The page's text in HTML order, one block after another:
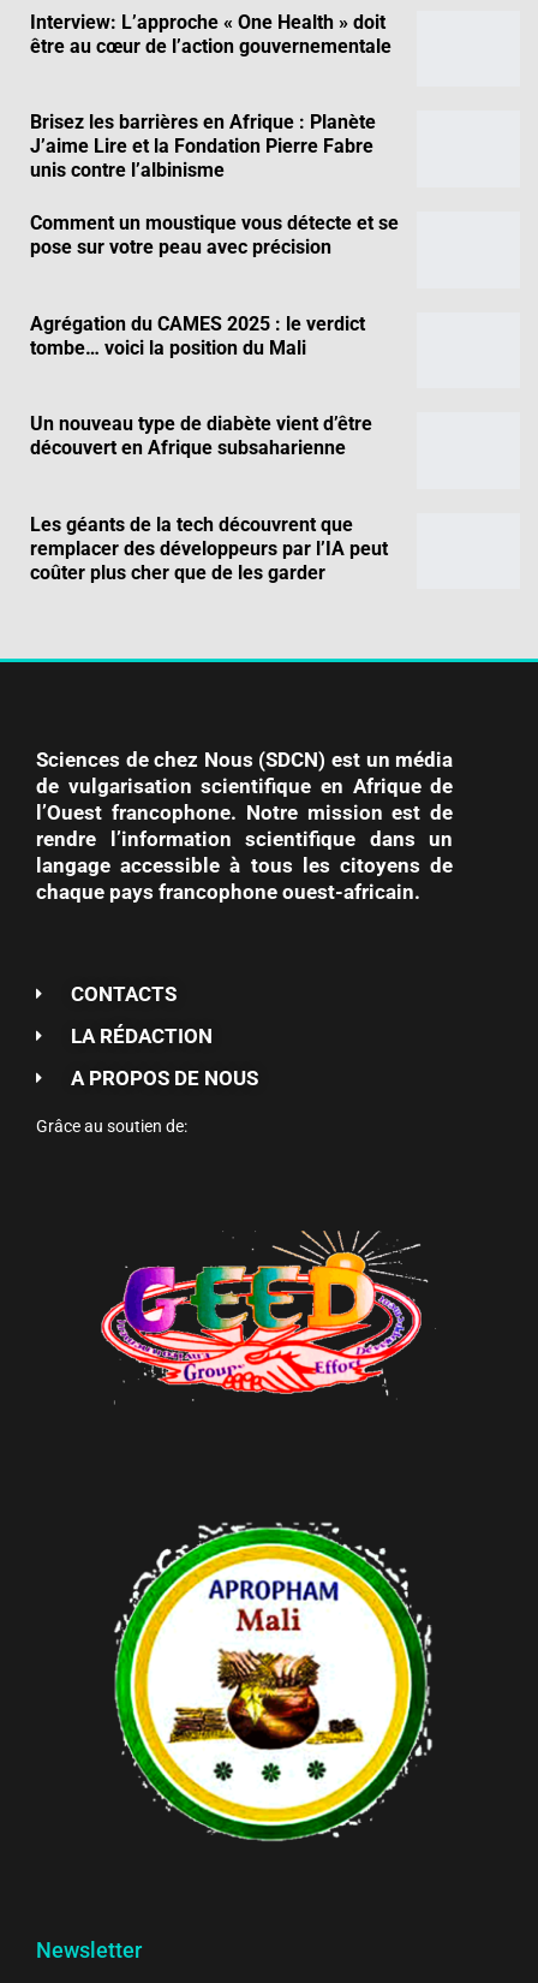
Interview: L’approche « One Health » doit
être au cœur de l’action gouvernementale
Brisez les barrières en Afrique : Planète
J’aime Lire et la Fondation Pierre Fabre
unis contre l’albinisme
Comment un moustique vous détecte et se
pose sur votre peau avec précision
Agrégation du CAMES 2025 : le verdict
tombe… voici la position du Mali
Un nouveau type de diabète vient d’être
découvert en Afrique subsaharienne
Les géants de la tech découvrent que
remplacer des développeurs par l’IA peut
coûter plus cher que de les garder
Sciences de chez Nous (SDCN) est un média
de vulgarisation scientifique en Afrique de
l’Ouest francophone. Notre mission est de
rendre l’information scientifique dans un
langage accessible à tous les citoyens de
chaque pays francophone ouest-africain.
CONTACTS
LA RÉDACTION
A PROPOS DE NOUS
Grâce au soutien de:
Newsletter